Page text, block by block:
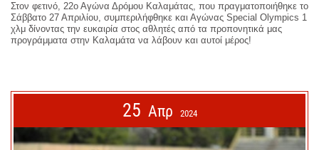
Στον φετινό, 22ο Αγώνα Δρόμου Καλαμάτας, που πραγματοποιήθηκε το
Σάββατο 27 Απριλίου, συμπεριλήφθηκε και Αγώνας Special Olympics 1
χλμ δίνοντας την ευκαιρία στος αθλητές από τα προπονητικά μας
προγράμματα στην Καλαμάτα να λάβουν και αυτοί μέρος!
25 Απρ 2024